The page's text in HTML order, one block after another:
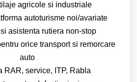
agricole si industriale
autoturisme noi/avariate
asistenta rutiera non-stop
orice transport si remorcare
auto
RAR, service, ITP, Rabla